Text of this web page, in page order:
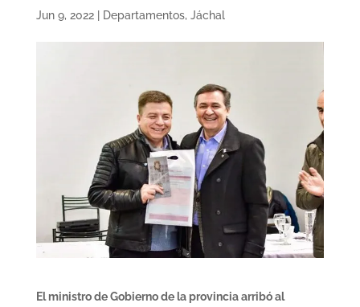
Jun 9, 2022| Departamentos, Jáchal
El ministro de Gobierno de la provincia arribó al